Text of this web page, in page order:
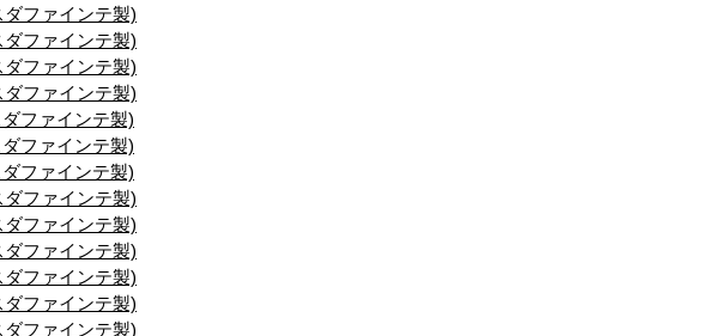
ファインテ製)
ファインテ製)
ファインテ製)
ファインテ製)
ファインテ製)
ファインテ製)
ファインテ製)
ファインテ製)
ファインテ製)
ファインテ製)
ファインテ製)
ファインテ製)
ファインテ製)